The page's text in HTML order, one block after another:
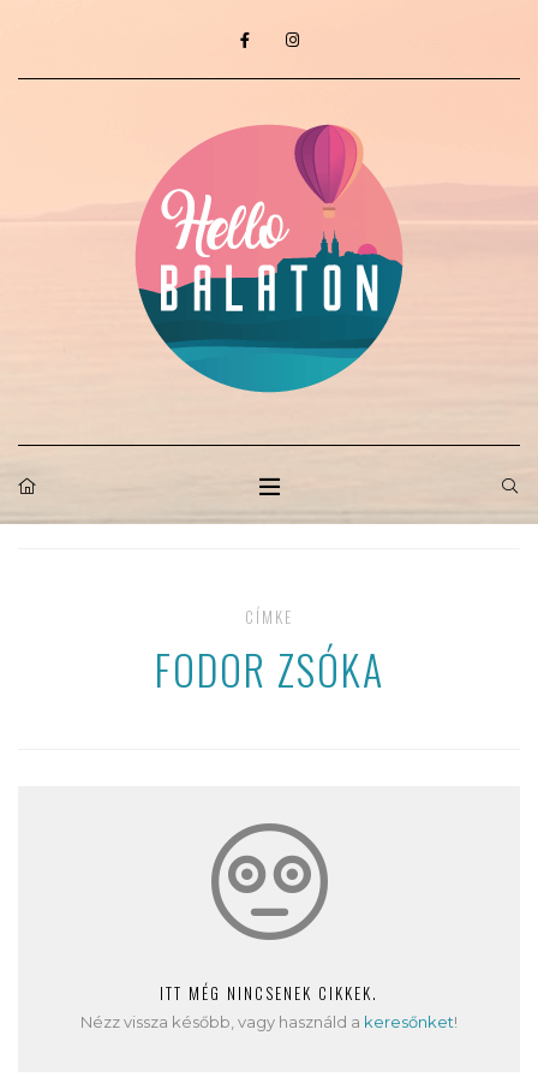
CÍMKE
FODOR ZSÓKA
ITT MÉG NINCSENEK CIKKEK.
Nézz vissza később, vagy használd a keresőnket!